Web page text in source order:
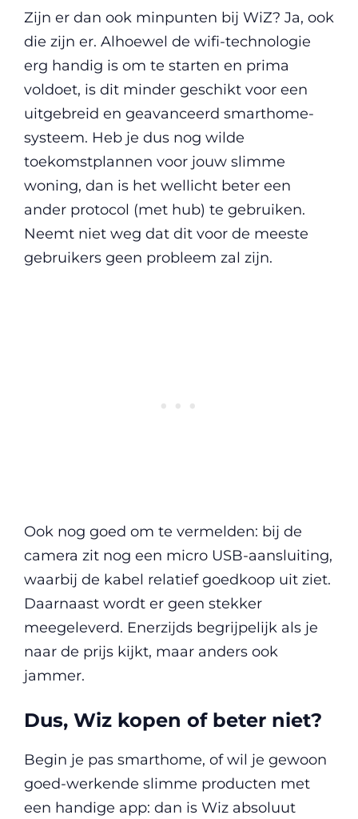
Zijn er dan ook minpunten bij WiZ? Ja, ook
die zijn er. Alhoewel de wifi-technologie
erg handig is om te starten en prima
voldoet, is dit minder geschikt voor een
uitgebreid en geavanceerd smarthome-
systeem. Heb je dus nog wilde
toekomstplannen voor jouw slimme
woning, dan is het wellicht beter een
ander protocol (met hub) te gebruiken.
Neemt niet weg dat dit voor de meeste
gebruikers geen probleem zal zijn.
Ook nog goed om te vermelden: bij de
camera zit nog een micro USB-aansluiting,
waarbij de kabel relatief goedkoop uit ziet.
Daarnaast wordt er geen stekker
meegeleverd. Enerzijds begrijpelijk als je
naar de prijs kijkt, maar anders ook
jammer.
Dus, Wiz kopen of beter niet?
Begin je pas smarthome, of wil je gewoon
goed-werkende slimme producten met
een handige app: dan is Wiz absoluut